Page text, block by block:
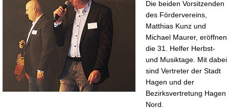
Die beiden Vorsitzenden
des Fördervereins,
Matthias Kunz und
Michael Maurer, eröffnen
die 31. Helfer Herbst-
und Musiktage. Mit dabei
sind Vertreter der Stadt
Hagen und der
Bezirksvertretung Hagen
Nord.